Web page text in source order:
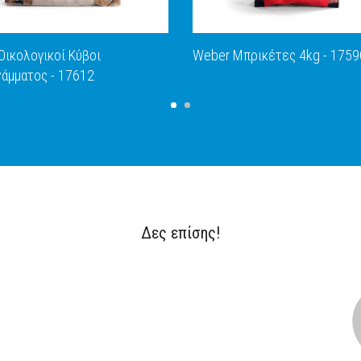
Κύβοι
- 17612
Weber Μπρικέτες 4kg -
Δες επίσης!